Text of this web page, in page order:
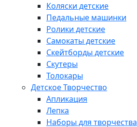
Коляски детские
Педальные машинки
Ролики детские
Самокаты детские
Скейтборды детские
Скутеры
Толокары
Детское Творчество
Апликация
Лепка
Наборы для творчества